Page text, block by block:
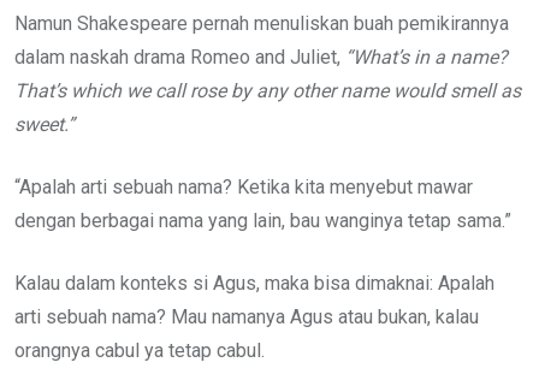
Namun Shakespeare pernah menuliskan buah pemikirannya
dalam naskah drama Romeo and Juliet, “What’s in a name?
That’s which we call rose by any other name would smell as
sweet.”
“Apalah arti sebuah nama? Ketika kita menyebut mawar
dengan berbagai nama yang lain, bau wanginya tetap sama.”
Kalau dalam konteks si Agus, maka bisa dimaknai: Apalah
arti sebuah nama? Mau namanya Agus atau bukan, kalau
orangnya cabul ya tetap cabul.